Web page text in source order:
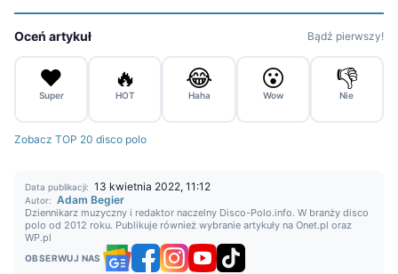
Oceń artykuł Bądź pierwszy!
❤️
Super
🔥
HOT
😂
Haha
😮
Wow
👎
Nie
Zobacz TOP 20 disco polo
Data publikacji: 13 kwietnia 2022, 11:12
Autor: Adam Begier
Dziennikarz muzyczny i redaktor naczelny Disco-Polo.info. W branży disco
polo od 2012 roku. Publikuje również wybranie artykuły na Onet.pl oraz
WP.pl
OBSERWUJ NAS